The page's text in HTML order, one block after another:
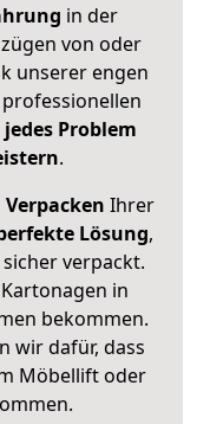
in der
von oder
unserer engen
jedes Problem
.
Verpacken Ihrer
Lösung,
verpackt.
in
bekommen.
wir dafür, dass
Möbellift oder